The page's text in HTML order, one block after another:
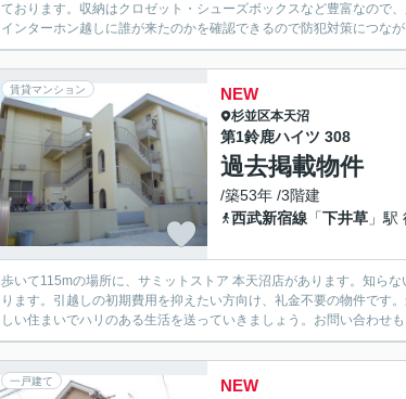
ております。収納はクロゼット・シューズボックスなど豊富なので
インターホン越しに誰が来たのかを確認できるので防犯対策につな
賃貸マンション NEW
杉並区本天沼
第1鈴鹿ハイツ 308
過去掲載物件
/築53年 /3階建
西武新宿線 「下井草 」駅
歩いて115mの場所に、サミットストア 本天沼店があります。知ら
ります。引越しの初期費用を抑えたい方向け、礼金不要の物件です
しい住まいでハリのある生活を送っていきましょう。お問い合わせも
一戸建て NEW